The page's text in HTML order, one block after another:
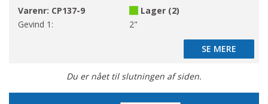
Varenr: CP137-9
Lager (2)
Gevind 1:
2"
SE MERE
SE MERE
Du er nået til slutningen af siden.